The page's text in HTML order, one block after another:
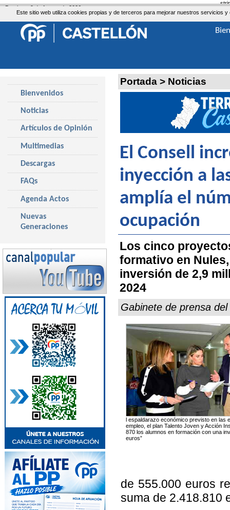
Este sitio web utiliza cookies propias y de terceros para mejorar nuestros servicios
Portada > Noticias
El Consell
inyección a
amplía el
ocupación
Los cinco
formativo en
inversión de 2,9
2024
Gabinete de prensa
l espaldarazo económico previsto en las
empleo, el plan Talento Joven y Acción
870 los alumnos en formación con una
euros”
de 555.000 euros
suma de 2.418.810
Bienvenidos
Noticias
Artículos de Opinión
Multimedias
Descargas
FAQs
Agenda Actos
Nuevas
Generaciones
Domingo, 9 de Agosto de 2026